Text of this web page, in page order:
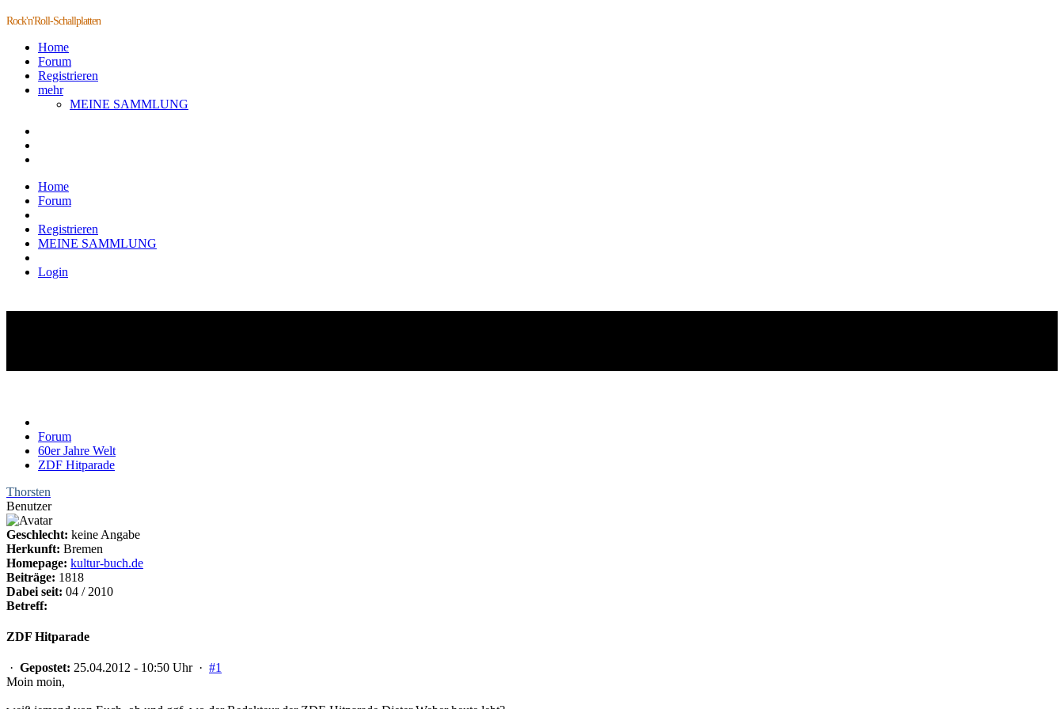
Rock'n'Roll-Schallplatten
Home
Forum
Registrieren
mehr
MEINE SAMMLUNG
Home
Forum
Registrieren
MEINE SAMMLUNG
Login
Forum
60er Jahre Welt
ZDF Hitparade
Thorsten
Benutzer
Geschlecht: keine Angabe
Herkunft: Bremen
Homepage: kultur-buch.de
Beiträge: 1818
Dabei seit: 04 / 2010
Betreff:
ZDF Hitparade
· Gepostet: 25.04.2012 - 10:50 Uhr · #1
Moin moin,